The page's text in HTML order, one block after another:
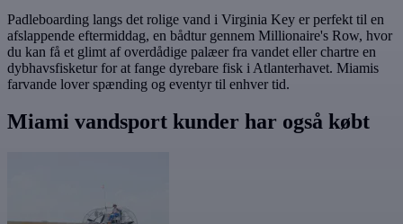
Padleboarding langs det rolige vand i Virginia Key er perfekt til en
afslappende eftermiddag, en bådtur gennem Millionaire's Row, hvor
du kan få et glimt af overdådige palæer fra vandet eller chartre en
dybhavsfisketur for at fange dyrebare fisk i Atlanterhavet. Miamis
farvande lover spænding og eventyr til enhver tid.
Miami vandsport kunder har også købt